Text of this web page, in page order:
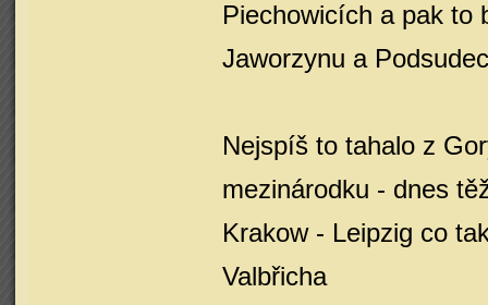
Piechowicích a pak to
Jaworzynu a
Nejspíš to tahalo z
mezinárodku - dnes
Krakow - Leipzig co
Valbřicha